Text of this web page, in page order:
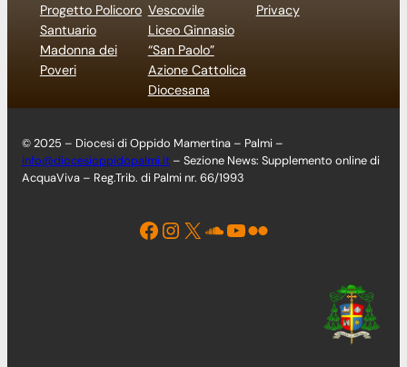
Progetto Policoro
Santuario
Madonna dei
Poveri
Vescovile
Liceo Ginnasio
“San Paolo”
Azione Cattolica
Diocesana
Privacy
© 2025 – Diocesi di Oppido Mamertina – Palmi –
info@diocesioppidopalmi.it – Sezione News: Supplemento online di
AcquaViva – Reg.Trib. di Palmi nr. 66/1993
Facebook Instagram X Soundcloud YouTube Flickr